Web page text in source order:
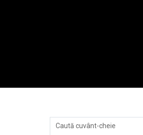
Caută cuvânt-cheie